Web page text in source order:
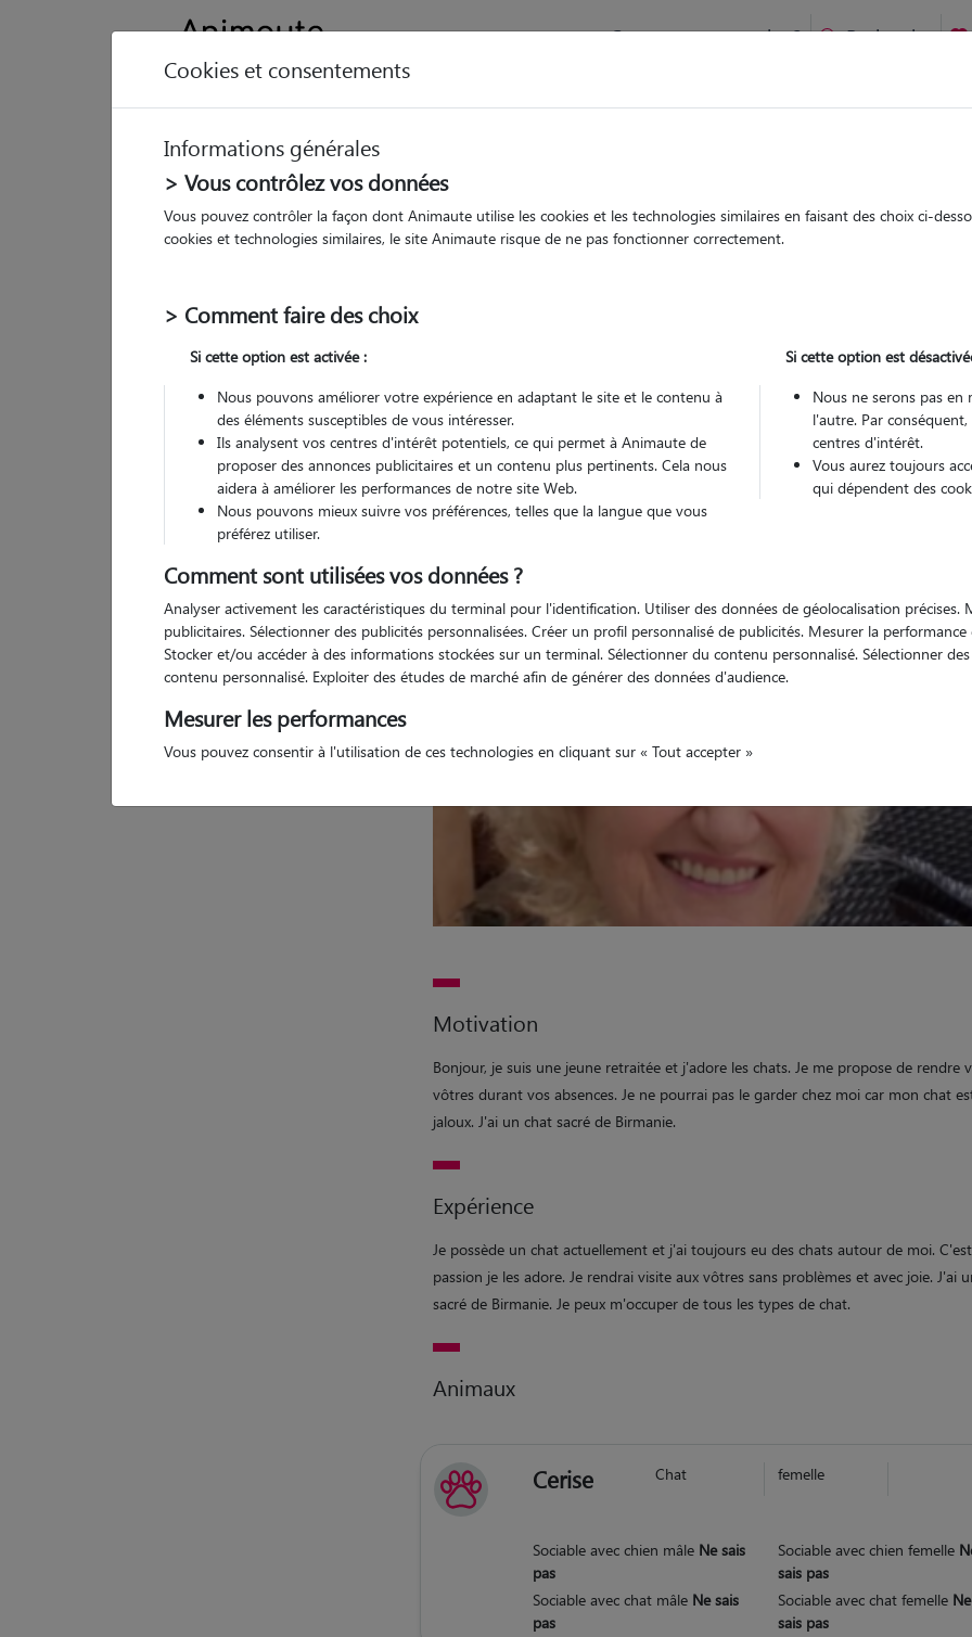
Comment ça marche ? Recherche
6 avis)
5/5
Jocelyne
Motivation
Bonjour, je suis une jeune retraitée et j'adore les chats. Je me propose de rendre
vôtres durant vos absences. Je ne pourrai pas le garder chez moi car mon chat
jaloux. J'ai un chat sacré de Birmanie.
Expérience
Je possède un chat actuellement et j'ai toujours eu des chats autour de moi.
passion je les adore. Je rendrai visite aux vôtres sans problèmes et avec joie. J'ai
sacré de Birmanie. Je peux m'occuper de tous les types de chat.
Animaux
Cerise Chat femelle
Sociable avec chien mâle Ne sais
pas
Sociable avec chien femelle
sais pas
Sociable avec chat mâle Ne sais
pas
Sociable avec chat femelle Ne
sais pas
Cookies et consentements
Informations générales
> Vous contrôlez vos données
Vous pouvez contrôler la façon dont Animaute utilise les cookies et les technologies similaires en faisant des choix ci-
cookies et technologies similaires, le site Animaute risque de ne pas fonctionner correctement.
> Comment faire des choix
Si cette option est activée :
Nous pouvons améliorer votre expérience en adaptant le site et le contenu à
des éléments susceptibles de vous intéresser.
Ils analysent vos centres d'intérêt potentiels, ce qui permet à Animaute de
proposer des annonces publicitaires et un contenu plus pertinents. Cela nous
aidera à améliorer les performances de notre site Web.
Nous pouvons mieux suivre vos préférences, telles que la langue que vous
préférez utiliser.
Si cette option est
Nous ne serons pas en
l'autre. Par
centres d'intérêt.
Vous aurez toujours
qui dépendent des
Comment sont utilisées vos données ?
Analyser activement les caractéristiques du terminal pour l'identification. Utiliser des données de géolocalisation précises.
publicitaires. Sélectionner des publicités personnalisées. Créer un profil personnalisé de publicités. Mesurer la
Stocker et/ou accéder à des informations stockées sur un terminal. Sélectionner du contenu personnalisé. Sélectionner
contenu personnalisé. Exploiter des études de marché afin de générer des données d'audience.
Mesurer les performances
Vous pouvez consentir à l'utilisation de ces technologies en cliquant sur « Tout accepter »